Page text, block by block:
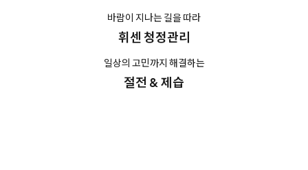
바람이 지나는 길을 따라
휘센 청정관리
일상의 고민까지 해결하는
절전 & 제습